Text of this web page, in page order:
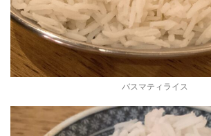
バスマティライス